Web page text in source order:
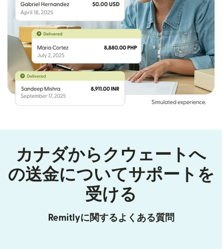
カナダからクウェートへ
の送金についてサポートを
受ける
Remitlyに関するよくある質問